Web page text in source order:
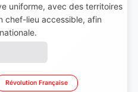
uniforme, avec des territoires
chef-lieu accessible, afin
Révolution Française